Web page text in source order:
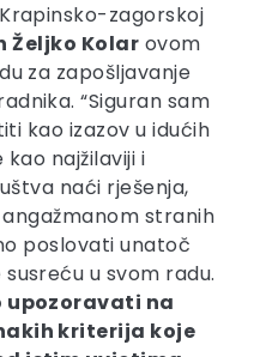
zagorskoj
Željko Kolar ovom
za zapošljavanje
“Siguran sam
kao izazov u idućih
najžilaviji i
naći rješenja,
stranih
poslovati unatoč
u svom radu.
upozoravati na
kriterija koje